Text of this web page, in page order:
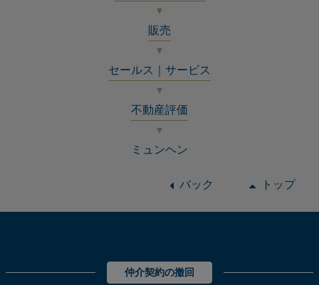
販売
セールス｜サービス
不動産評価
ミュンヘン
バック トップ
仲介契約の撤回